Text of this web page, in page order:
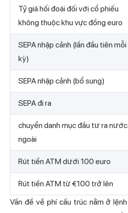
Tỷ giá hối đoái đối với cổ phiếu
không thuộc khu vực đồng euro
SEPA nhập cảnh (lần đầu tiên mỗi
kỳ)
SEPA nhập cảnh (bổ sung)
SEPA đi ra
chuyển danh mục đầu tư ra nước
ngoài
Rút tiền ATM dưới 100 euro
Rút tiền ATM từ €100 trở lên
Vấn đề về phí cấu trúc nằm ở